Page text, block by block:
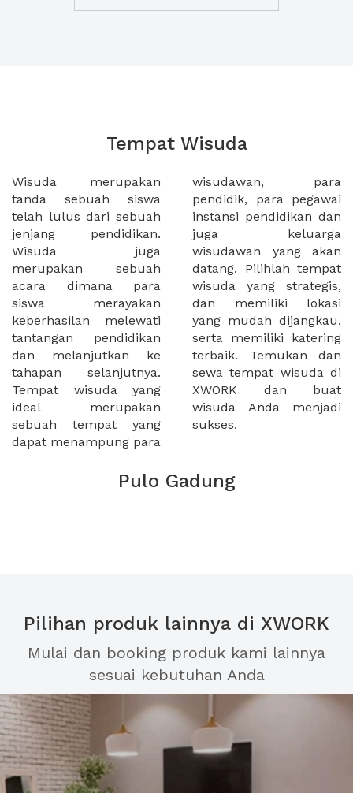
Tempat Wisuda
Wisuda merupakan
tanda sebuah siswa
telah lulus dari sebuah
jenjang pendidikan.
Wisuda juga
merupakan sebuah
acara dimana para
siswa merayakan
keberhasilan melewati
tantangan pendidikan
dan melanjutkan ke
tahapan selanjutnya.
Tempat wisuda yang
ideal merupakan
sebuah tempat yang
dapat menampung para
wisudawan, para
pendidik, para pegawai
instansi pendidikan dan
juga keluarga
wisudawan yang akan
datang. Pilihlah tempat
wisuda yang strategis,
dan memiliki lokasi
yang mudah dijangkau,
serta memiliki katering
terbaik. Temukan dan
sewa tempat wisuda di
XWORK dan buat
wisuda Anda menjadi
sukses.
Pulo Gadung
Pilihan produk lainnya di XWORK
Mulai dan booking produk kami lainnya
sesuai kebutuhan Anda